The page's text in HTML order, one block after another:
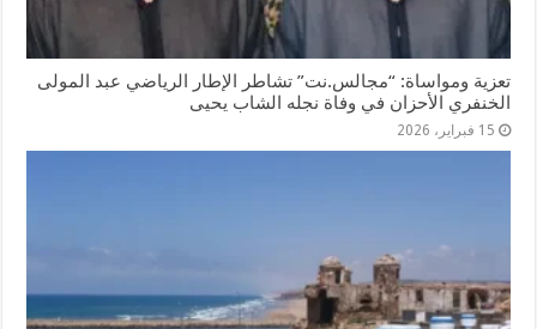
تعزية ومواساة: “مجالس.نت” تشاطر الإطار الرياضي عبد المولى
الخنفري الأحزان في وفاة نجله الشاب يحيى
15 فبراير، 2026